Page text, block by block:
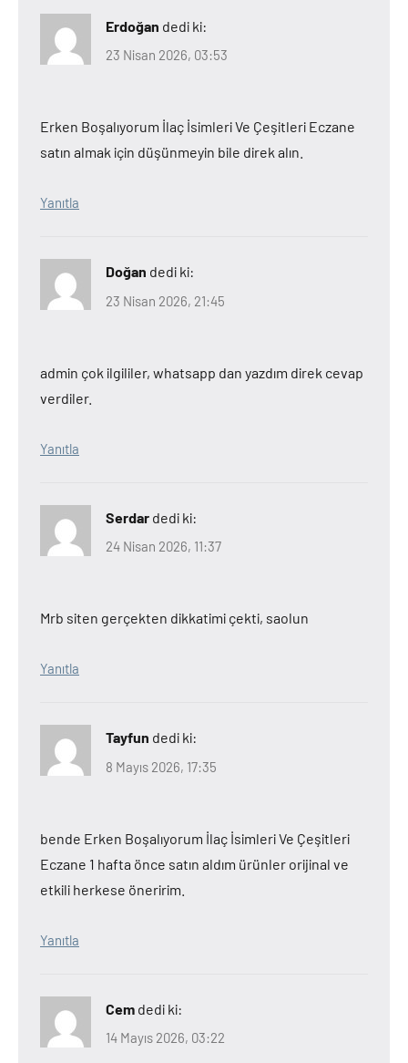
Erdoğan dedi ki:
23 Nisan 2026, 03:53
Erken Boşalıyorum İlaç İsimleri Ve Çeşitleri Eczane
satın almak için düşünmeyin bile direk alın.
Yanıtla
Doğan dedi ki:
23 Nisan 2026, 21:45
admin çok ilgililer, whatsapp dan yazdım direk cevap
verdiler.
Yanıtla
Serdar dedi ki:
24 Nisan 2026, 11:37
Mrb siten gerçekten dikkatimi çekti, saolun
Yanıtla
Tayfun dedi ki:
8 Mayıs 2026, 17:35
bende Erken Boşalıyorum İlaç İsimleri Ve Çeşitleri
Eczane 1 hafta önce satın aldım ürünler orijinal ve
etkili herkese öneririm.
Yanıtla
Cem dedi ki:
14 Mayıs 2026, 03:22